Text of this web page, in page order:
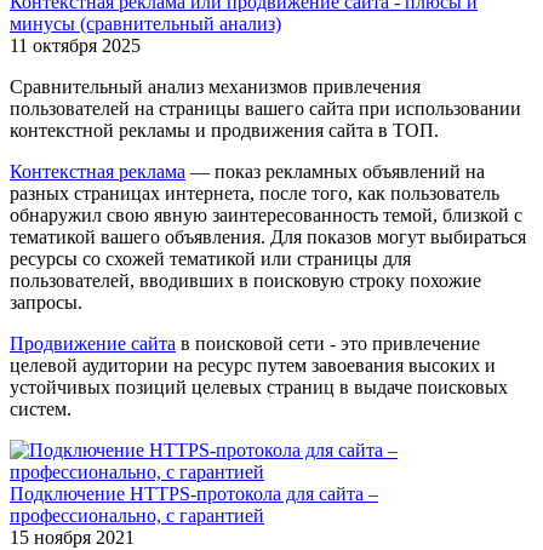
минусы (сравнительный анализ)
11 октября 2025
Сравнительный анализ механизмов привлечения
пользователей на страницы вашего сайта при использовании
контекстной рекламы и продвижения сайта в ТОП.
Контекстная реклама — показ рекламных объявлений на
разных страницах интернета, после того, как пользователь
обнаружил свою явную заинтересованность темой, близкой с
тематикой вашего объявления. Для показов могут выбираться
ресурсы со схожей тематикой или страницы для
пользователей, вводивших в поисковую строку похожие
запросы.
Продвижение сайта в поисковой сети - это привлечение
целевой аудитории на ресурс путем завоевания высоких и
устойчивых позиций целевых страниц в выдаче поисковых
систем.
Подключение HTTPS-протокола для сайта –
профессионально, с гарантией
15 ноября 2021